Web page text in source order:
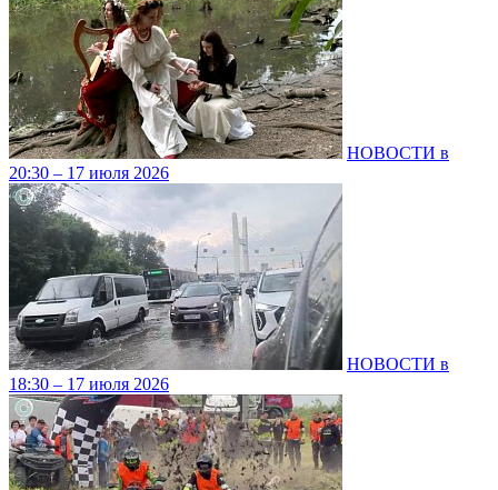
НОВОСТИ в
20:30 – 17 июля 2026
НОВОСТИ в
18:30 – 17 июля 2026